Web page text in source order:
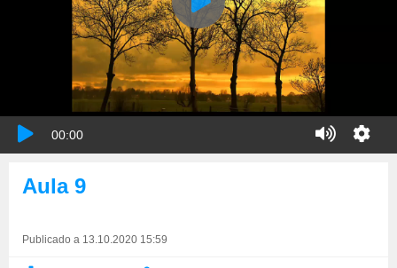
00:00
Aula 9
Publicado a 13.10.2020 15:59